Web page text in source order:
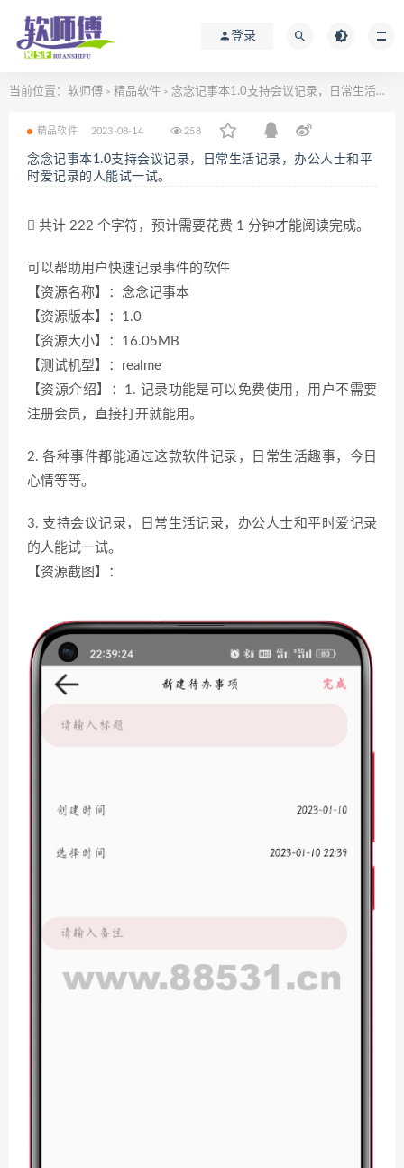
登录
当前位置： 软师傅 > 精品软件 > 念念记事本1.0支持会议记录，日常生活记录，办公人士和平时爱记录的人能试一试。
精品软件 2023-08-14 258
念念记事本1.0支持会议记录，日常生活记录，办公人士和平
时爱记录的人能试一试。
共计 222 个字符，预计需要花费 1 分钟才能阅读完成。
可以帮助用户快速记录事件的软件
【资源名称】：念念记事本
【资源版本】：1.0
【资源大小】：16.05MB
【测试机型】：realme
【资源介绍】：1. 记录功能是可以免费使用，用户不需要
注册会员，直接打开就能用。
2. 各种事件都能通过这款软件记录，日常生活趣事，今日
心情等等。
3. 支持会议记录，日常生活记录，办公人士和平时爱记录
的人能试一试。
【资源截图】：